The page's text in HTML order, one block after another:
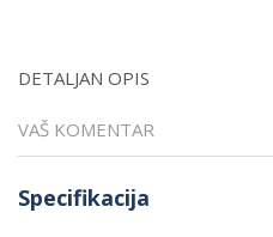
DETALJAN OPIS
VAŠ KOMENTAR
Specifikacija